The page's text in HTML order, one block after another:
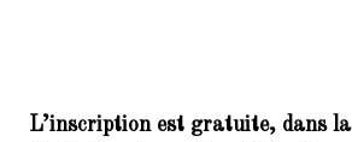
L’inscription est gratuite, dans la